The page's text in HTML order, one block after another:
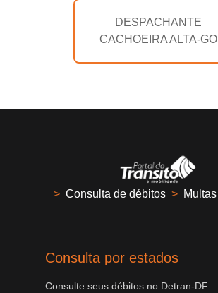
DESPACHANTE
CACHOEIRA ALTA-GO
> Consulta de débitos > Multas
Consulta por estados
Consulte seus débitos no Detran-DF